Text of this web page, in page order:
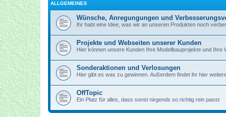
ALLGEMEINES
Wünsche, Anregungungen und
Ihr habt eine Idee, was wir an unseren Produkten noch
Projekte und Webseiten unserer Kunden
Hier können unsere Kunden Ihre Modellbauprojekte und Ihre
Sonderaktionen und Verlosungen
Hier gibt es was zu gewinnen. Außerdem findet ihr hier
OffTopic
Ein Platz für alles, dass sonst nirgends so richtig rein passt